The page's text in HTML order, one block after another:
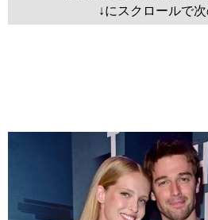
↓にスクロールで